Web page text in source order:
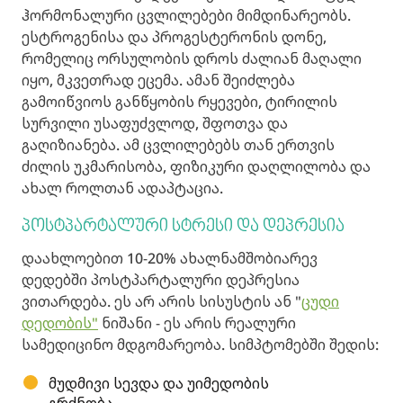
ჰორმონალური ცვლილებები მიმდინარეობს.
ესტროგენისა და პროგესტერონის დონე,
რომელიც ორსულობის დროს ძალიან მაღალი
იყო, მკვეთრად ეცემა. ამან შეიძლება
გამოიწვიოს განწყობის რყევები, ტირილის
სურვილი უსაფუძვლოდ, შფოთვა და
გაღიზიანება. ამ ცვლილებებს თან ერთვის
ძილის უკმარისობა, ფიზიკური დაღლილობა და
ახალ როლთან ადაპტაცია.
პოსტპარტალური სტრესი და დეპრესია
დაახლოებით 10-20% ახალნამშობიარევ
დედებში პოსტპარტალური დეპრესია
ვითარდება. ეს არ არის სისუსტის ან "ცუდი
დედობის" ნიშანი - ეს არის რეალური
სამედიცინო მდგომარეობა. სიმპტომებში შედის:
მუდმივი სევდა და უიმედობის